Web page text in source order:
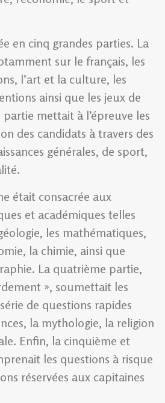
en cinq grandes parties. La
sur le français, les
l’art et la culture, les
ainsi que les jeux de
mettait à l’épreuve les
des candidats à travers des
générales, de sport,
était consacrée aux
et académiques telles
les mathématiques,
la chimie, ainsi que
La quatrième partie,
», soumettait les
de questions rapides
la mythologie, la religion
Enfin, la cinquième et
les questions à risque
réservées aux capitaines